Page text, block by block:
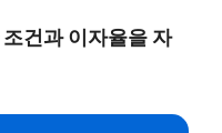
건과 이자율을 자